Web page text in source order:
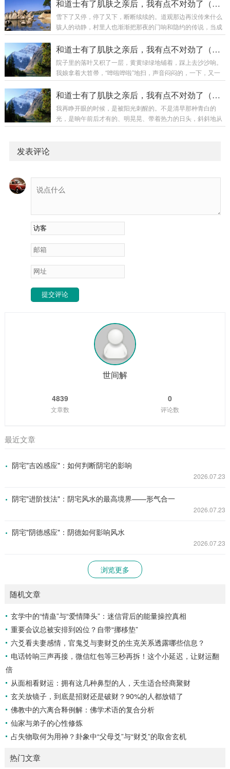
代。谁破诀，谁偿命。”可刀架在脖子上，他点了...
些，虽然话还是不多。那道看不见的篱笆，好像被秋风刮薄了
一点，但也仅此而已。我床头那个油布包裹，一直没打开。就
里睡不着，我会伸手摸摸它们，一个粗砺冰凉，一个隔着油...
和道士有了肌肤之亲后，我有点不对劲了（十九）
雪下了又停，停了又下，断断续续的。道观那边再没传来什么
骇人的动静，村里人也渐渐把那夜的门响和隐约的传说，当成
茶余饭后褪了色的淡资。日子像冻住的河水，表面凝了一层薄
冰，底下是看不清的暗流，但总归是往前淌着。我爹娘脸上的
里还是会闪过一丝复杂的、欲言又止的东西。我装作没看见。
开春化冻的时候，村东头的刘老三家办喜事，娶媳妇。吹吹打
一份不算厚、但也不失礼数的贺礼。我也跟着，坐在席...
和道士有了肌肤之亲后，我有点不对劲了（十八）
院子里的落叶又积了一层，黄黄绿绿地铺着，踩上去沙沙响。
我娘拿着大笤帚，“哗啦哗啦”地扫，声音闷闷的，一下，又一
下，像是要把什么东西彻底扫出去。我爹蹲在门槛上，手里的
烟袋锅子就没熄过，青白色的烟雾一团团升起来，散在清冷的
比前些日子又深了些，像刀刻的。他们都没问我那天夜里去了
哪儿，怎么回来的，又怎么弄成那副样子。我爹第二天早上看
和道士有了肌肤之亲后，我有点不对劲了（十七）
我再睁开眼的时候，是被阳光刺醒的。不是清早那种青白的
光，是晌午前后才有的、明晃晃、带着热力的日头，斜斜地从
破门洞和烂窗纸的窟窿里扎进来，在地上投出几块亮得晃眼的
嘣”一声，僵得厉害。意识慢慢回笼。昨夜——或者说凌晨——
那混乱惊悚的一切，像退潮后留在沙滩上的破碎贝壳，硌得...
发表评论
提交评论
世间解
4839
文章数
0
评论数
最近文章
阴宅"吉凶感应"：如何判断阴宅的影响
2026.07.23
阴宅"进阶技法"：阴宅风水的最高境界——形气合一
2026.07.23
阴宅"阴德感应"：阴德如何影响风水
2026.07.23
浏览更多
随机文章
玄学中的“情蛊”与“爱情降头”：迷信背后的能量操控真相
重要会议总被安排到凶位？自带“挪移垫”
六爻看夫妻感情，官鬼爻与妻财爻的生克关系透露哪些信息？
电话铃响三声再接，微信红包等三秒再拆！这个小延迟，让财运翻
倍
从面相看财运：拥有这几种鼻型的人，天生适合经商聚财
玄关放镜子，到底是招财还是破财？90%的人都放错了
佛教中的六离合释例解：佛学术语的复合分析
仙家与弟子的心性修炼
占失物取何为用神？卦象中“父母爻”与“财爻”的取舍玄机
热门文章